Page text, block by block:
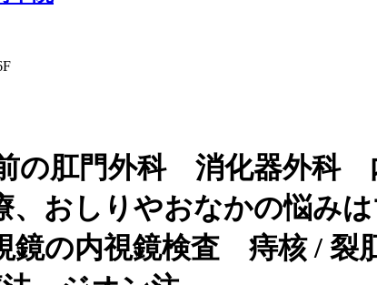
の肛門外科 消化器外科
、おしりやおなかの悩み
鏡の内視鏡検査 痔核 / 裂